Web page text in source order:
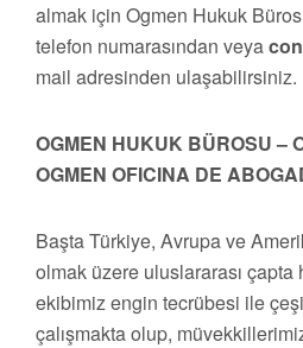
almak için Ogmen Hukuk
telefon numarasından veya
mail adresinden ulaşabilirsiniz.
OGMEN HUKUK BÜROSU –
OGMEN OFICINA DE
Başta Türkiye, Avrupa ve
olmak üzere uluslararası
ekibimiz engin tecrübesi ile
çalışmakta olup,